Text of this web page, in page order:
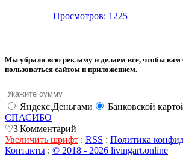
Просмотров: 1225
Мы убрали всю рекламу и делаем все, чтобы вам
пользоваться сайтом и приложением.
Яндекс.Деньгами
Банковской
СПАСИБО
♡3|Комментарий
Увеличить шрифт : RSS : Политика
Контакты : © 2018 - 2026 livingart.online